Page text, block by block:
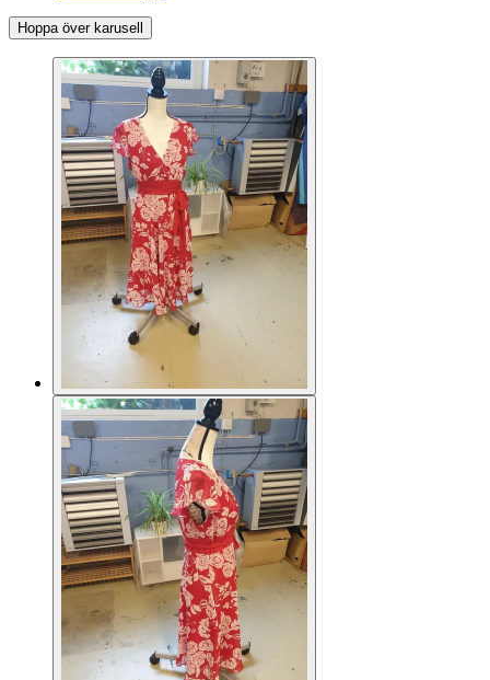
Hoppa över karusell